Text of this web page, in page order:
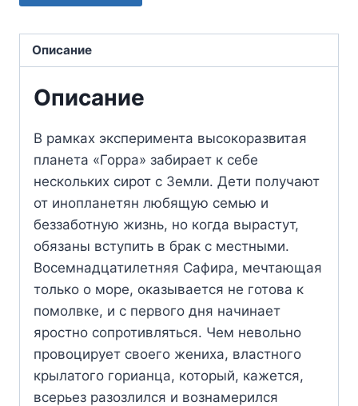
Описание
Описание
В рамках эксперимента высокоразвитая
планета «Горра» забирает к себе
нескольких сирот с Земли. Дети получают
от инопланетян любящую семью и
беззаботную жизнь, но когда вырастут,
обязаны вступить в брак с местными.
Восемнадцатилетняя Сафира, мечтающая
только о море, оказывается не готова к
помолвке, и с первого дня начинает
яростно сопротивляться. Чем невольно
провоцирует своего жениха, властного
крылатого горианца, который, кажется,
всерьез разозлился и вознамерился